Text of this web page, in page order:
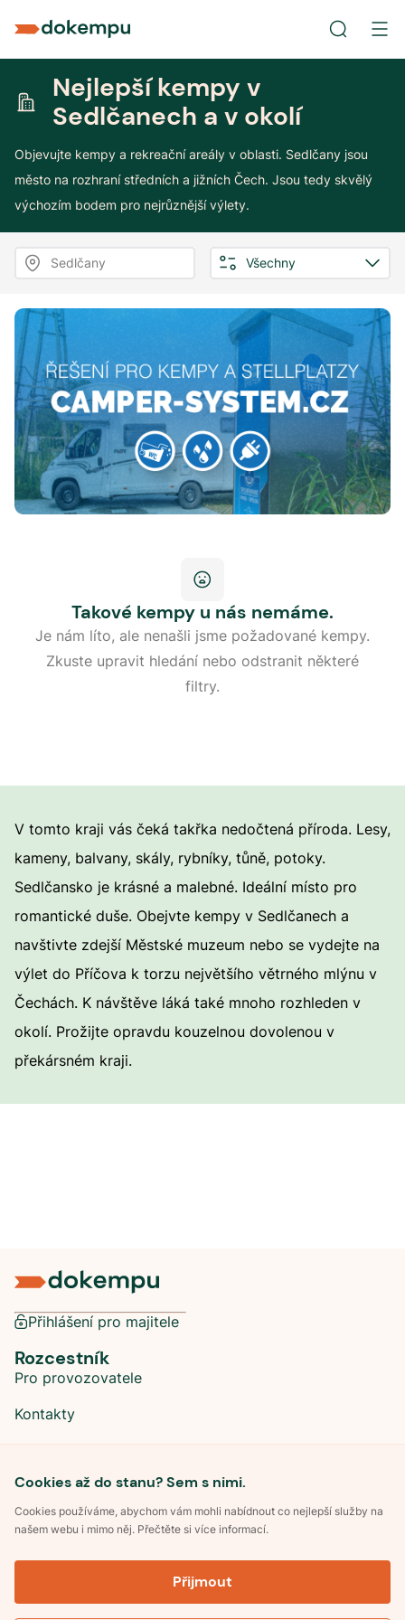
Nejlepší kempy v
Sedlčanech a v okolí
Objevujte kempy a rekreační areály v oblasti. Sedlčany jsou
město na rozhraní středních a jižních Čech. Jsou tedy skvělý
výchozím bodem pro nejrůznější výlety.
Sedlčany Všechny
Takové kempy u nás nemáme.
Je nám líto, ale nenašli jsme požadované kempy.
Zkuste upravit hledání nebo odstranit některé
filtry.
V tomto kraji vás čeká takřka nedočtená příroda. Lesy,
kameny, balvany, skály, rybníky, tůně, potoky.
Sedlčansko je krásné a malebné. Ideální místo pro
romantické duše. Obejvte kempy v Sedlčanech a
navštivte zdejší Městské muzeum nebo se vydejte na
výlet do Příčova k torzu největšího větrného mlýnu v
Čechách. K návštěve láká také mnoho rozhleden v
okolí. Prožijte opravdu kouzelnou dovolenou v
překársném kraji.
Cookies až do stanu? Sem s nimi.
Cookies používáme, abychom vám mohli nabídnout co nejlepší služby na
našem webu i mimo něj. Přečtěte si více informací.
Přijmout
Přihlášení pro majitele
Rozcestník
Pro provozovatele
Kontakty
Sociální sítě